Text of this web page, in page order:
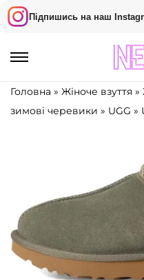
Підпишись на наш
Головна » Жіноче взуття »
зимові черевики » UGG »